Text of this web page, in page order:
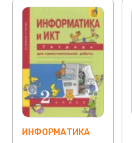
ИНФОРМАТИКА